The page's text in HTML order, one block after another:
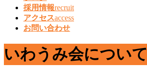
採用情報recruit
アクセスaccess
お問い合わせ
いわうみ会について